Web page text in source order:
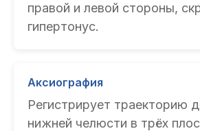
правой и левой стороны,
гипертонус.
Аксиография
Регистрирует траекторию
нижней челюсти в трёх